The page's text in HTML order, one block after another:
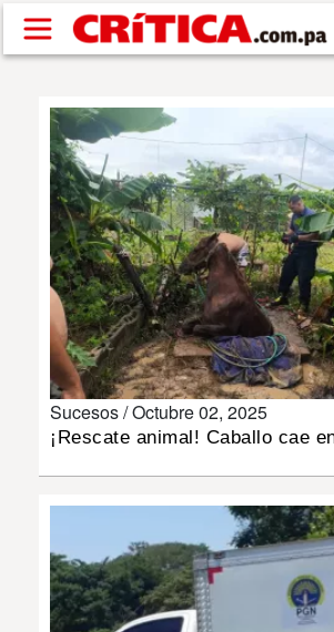
Pasar al contenido principal
SUCESOS
NACIONAL
POLÍTICA
SHOW
DEPORTES
MUNDO
MULTIMEDIA
Sucesos /Octubre 02, 2025
¡Rescate animal! Caballo cae